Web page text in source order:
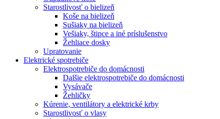
Starostlivosť o bielizeň
Koše na bielizeň
Sušiaky na bielizeň
Vešiaky, štipce a iné príslušenstvo
Žehliace dosky
Upratovanie
Elektrické spotrebiče
Elektrospotrebiče do domácnosti
Dalšie elektrospotrebiče do domácnosti
Vysávače
Žehličky
Kúrenie, ventilátory a elektrické krby
Starostlivosť o vlasy